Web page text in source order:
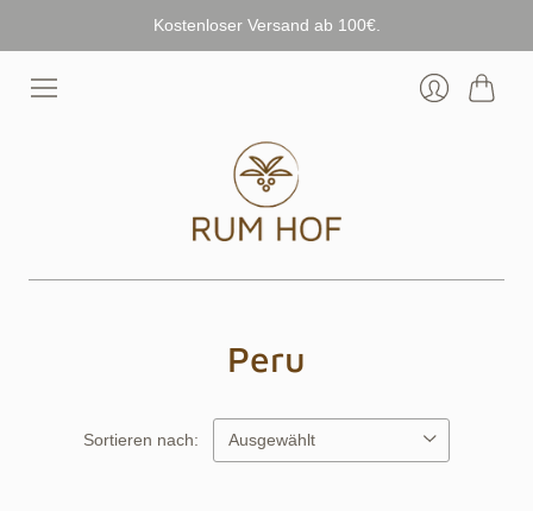
Kostenloser Versand ab 100€.
Peru
Sortieren nach: